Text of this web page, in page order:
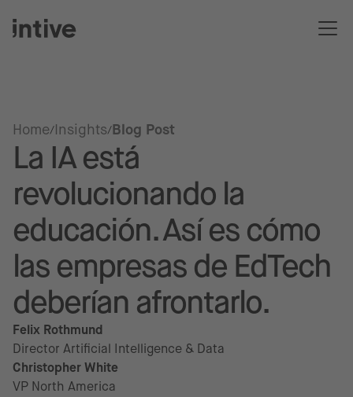
Home Insights Blog Post
La IA está
revolucionando la
educación. Así es cómo
las empresas de EdTech
deberían afrontarlo.
Felix Rothmund
Director Artificial Intelligence & Data
Christopher White
VP North America